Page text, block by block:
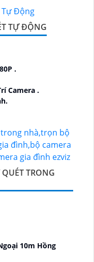
TỰ ĐỘNG
.
Camera .
TRONG
10m Hồng